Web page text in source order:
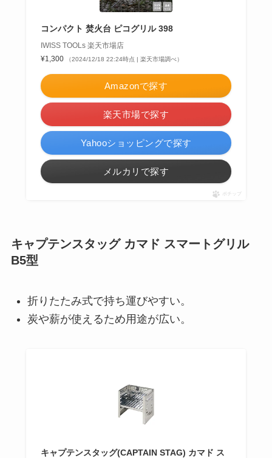
コンパクト 焚火台 ピコグリル 398
IWISS TOOLs 楽天市場店
¥1,300
（2024/12/18 22:24時点 | 楽天市場調べ）
Amazonで探す
楽天市場で探す
Yahooショッピングで探す
メルカリで探す
ポチップ
キャプテンスタッグ カマド スマートグリル
B5型
折りたたみ式で持ち運びやすい。
炭や薪が使えるため用途が広い。
キャプテンスタッグ(CAPTAIN STAG) カマド ス